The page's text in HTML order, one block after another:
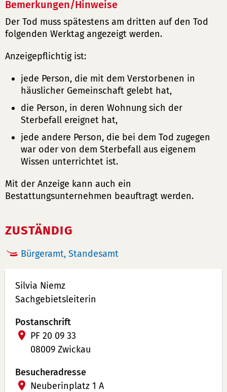
Bemerkungen/Hinweise
Der Tod muss spätestens am dritten auf den Tod
folgenden Werktag angezeigt werden.
Anzeigepflichtig ist:
jede Person, die mit dem Verstorbenen in
häuslicher Gemeinschaft gelebt hat,
die Person, in deren Wohnung sich der
Sterbefall ereignet hat,
jede andere Person, die bei dem Tod zugegen
war oder von dem Sterbefall aus eigenem
Wissen unterrichtet ist.
Mit der Anzeige kann auch ein
Bestattungsunternehmen beauftragt werden.
ZUSTÄNDIG
Bürgeramt, Standesamt
Silvia Niemz
Sachgebietsleiterin
Postanschrift
PF 20 09 33
08009 Zwickau
Besucheradresse
Neuberinplatz 1 A